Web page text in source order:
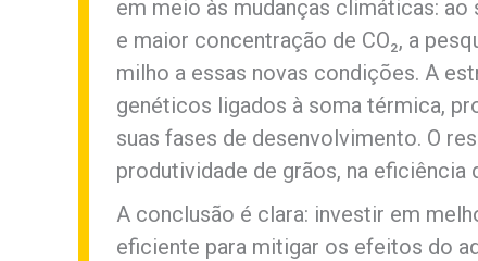
em meio às mudanças climáticas:
e maior concentração de CO₂, a
milho a essas novas condições. A
genéticos ligados à soma térmica,
suas fases de desenvolvimento. O
produtividade de grãos, na eficiência
A conclusão é clara: investir em
eficiente para mitigar os efeitos do